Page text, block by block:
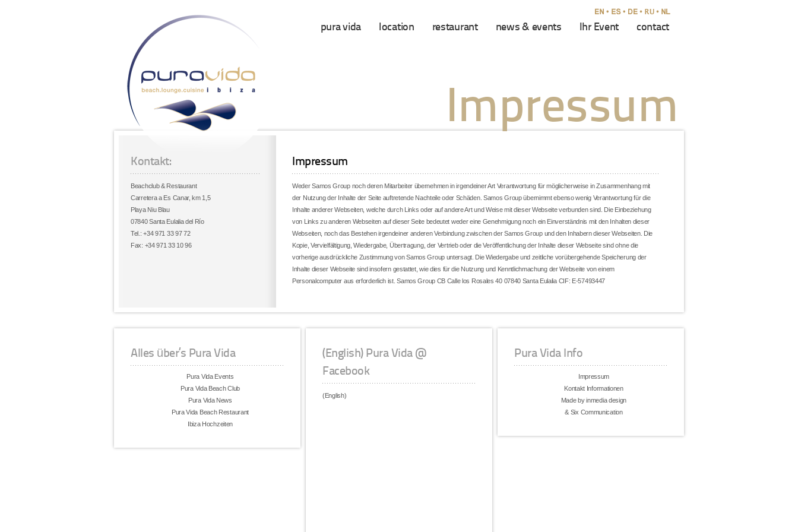
pura vida location restaurant news & events Ihr Event contact
Impressum
Kontakt:
Beachclub & Restaurant
Carretera a Es Canar, km 1,5
Playa Niu Blau
07840 Santa Eulalia del Río
Tel.: +34 971 33 97 72
Fax: +34 971 33 10 96
Impressum
Weder Samos Group noch deren Mitarbeiter übernehmen in irgendeiner Art Verantwortung für möglicherweise in Zusammenhang mit
der Nutzung der Inhalte der Seite auftretende Nachteile oder Schäden. Samos Group übernimmt ebenso wenig Verantwortung für die
Inhalte anderer Webseiten, welche durch Links oder auf andere Art und Weise mit dieser Webseite verbunden sind. Die Einbeziehung
von Links zu anderen Webseiten auf dieser Seite bedeutet weder eine Genehmigung noch ein Einverständnis mit den Inhalten dieser
Webseiten, noch das Bestehen irgendeiner anderen Verbindung zwischen der Samos Group und den Inhabern dieser Webseiten. Die
Kopie, Vervielfältigung, Wiedergabe, Übertragung, der Vertrieb oder die Veröffentlichung der Inhalte dieser Webseite sind ohne die
vorherige ausdrückliche Zustimmung von Samos Group untersagt. Die Wiedergabe und zeitliche vorübergehende Speicherung der
Inhalte dieser Webseite sind insofern gestattet, wie dies für die Nutzung und Kenntlichmachung der Webseite von einem
Personalcomputer aus erforderlich ist. Samos Group CB Calle los Rosales 40 07840 Santa Eulalia CIF: E-57493447
Alles über’s Pura Vida
Pura Vida Events
Pura Vida Beach Club
Pura Vida News
Pura Vida Beach Restaurant
Ibiza Hochzeiten
(English) Pura Vida @
Facebook
(English)
Pura Vida Info
Impressum
Kontakt Informationen
Made by inmedia design
& Six Communication